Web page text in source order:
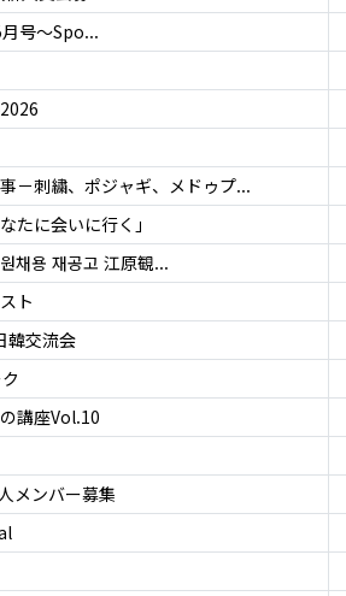
号～Spo...
－刺繍、ポジャギ、メドゥプ...
たに会いに行く」
채용 재공고 江原観...
ト
韓交流会
講座Vol.10
メンバー募集